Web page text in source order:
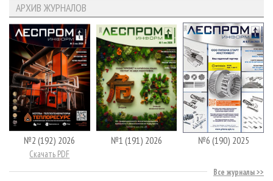
АРХИВ ЖУРНАЛОВ
№2 (192) 2026
Скачать PDF
№1 (191) 2026 №6 (190) 2025
Все журналы